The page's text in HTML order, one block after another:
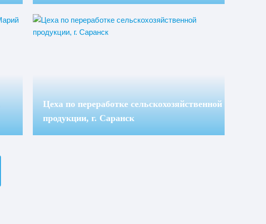
Цеха по переработке сельскохозяйственной
продукции, г. Саранск